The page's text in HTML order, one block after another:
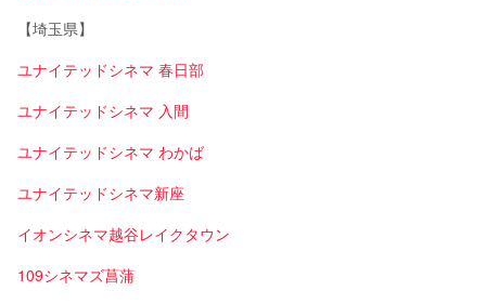
【埼玉県】
ユナイテッドシネマ 春日部
ユナイテッドシネマ 入間
ユナイテッドシネマ わかば
ユナイテッドシネマ新座
イオンシネマ越谷レイクタウン
109シネマズ菖蒲